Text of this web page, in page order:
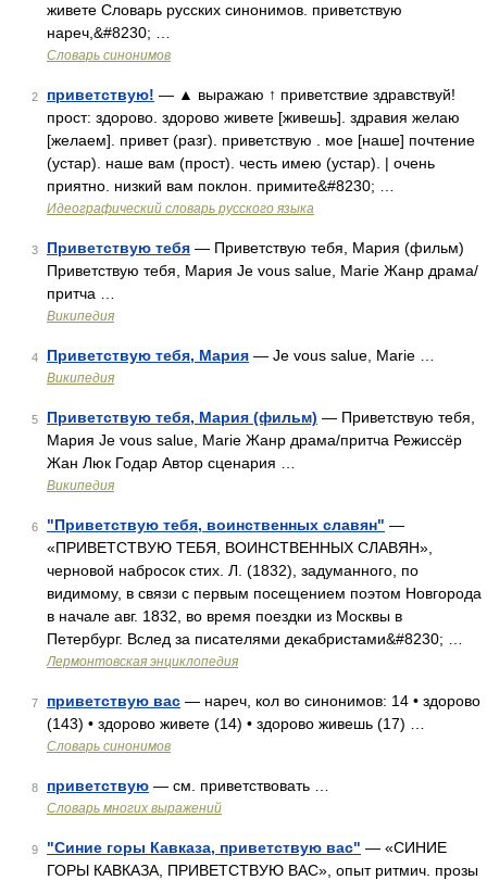
живете Словарь русских синонимов. приветствую
нареч,&#8230; …
Словарь синонимов
2 приветствую! — ▲ выражаю ↑ приветствие здравствуй!
прост: здорово. здорово живете [живешь]. здравия желаю
[желаем]. привет (разг). приветствую . мое [наше] почтение
(устар). наше вам (прост). честь имею (устар). | очень
приятно. низкий вам поклон. примите&#8230; …
Идеографический словарь русского языка
3 Приветствую тебя — Приветствую тебя, Мария (фильм)
Приветствую тебя, Мария Je vous salue, Marie Жанр драма/
притча …
Википедия
4 Приветствую тебя, Мария — Je vous salue, Marie …
Википедия
5 Приветствую тебя, Мария (фильм) — Приветствую тебя,
Мария Je vous salue, Marie Жанр драма/притча Режиссёр
Жан Люк Годар Автор сценария …
Википедия
6 "Приветствую тебя, воинственных славян" —
«ПРИВЕТСТВУЮ ТЕБЯ, ВОИНСТВЕННЫХ СЛАВЯН»,
черновой набросок стих. Л. (1832), задуманного, по
видимому, в связи с первым посещением поэтом Новгорода
в начале авг. 1832, во время поездки из Москвы в
Петербург. Вслед за писателями декабристами&#8230; …
Лермонтовская энциклопедия
7 приветствую вас — нареч, кол во синонимов: 14 • здорово
(143) • здорово живете (14) • здорово живешь (17) …
Словарь синонимов
8 приветствую — см. приветствовать …
Словарь многих выражений
9 "Синие горы Кавказа, приветствую вас" — «СИНИЕ
ГОРЫ КАВКАЗА, ПРИВЕТСТВУЮ ВАС», опыт ритмич. прозы